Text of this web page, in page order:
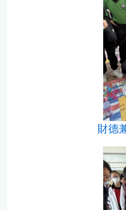
財德